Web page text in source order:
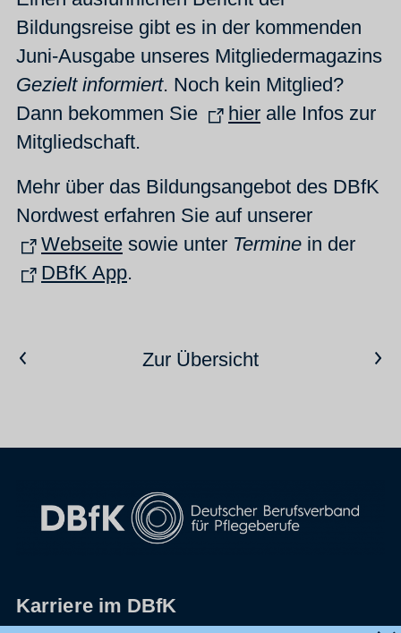
Bildungsreise gibt es in der kommenden
Juni-Ausgabe unseres Mitgliedermagazins
Gezielt informiert. Noch kein Mitglied?
Dann bekommen Sie
hier alle Infos zur
Mitgliedschaft.
Mehr über das Bildungsangebot des DBfK
Nordwest erfahren Sie auf unserer
Webseite sowie unter Termine in der
DBfK App.
Vorheriger ArtikelZur ÜbersichtNächster Artikel
Karriere im DBfK